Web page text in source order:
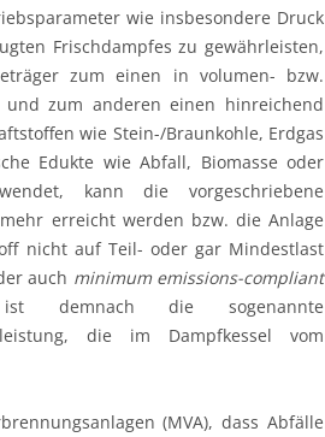
wie insbesondere Druck
Frischdampfes zu gewährleisten,
zum einen in volumen- bzw.
und zum anderen einen hinreichend
wie Stein-/Braunkohle, Erdgas
Edukte wie Abfall, Biomasse oder
kann die vorgeschriebene
erreicht werden bzw. die Anlage
nicht auf Teil- oder gar Mindestlast
auch minimum emissions-compliant
demnach die sogenannte
die im Dampfkessel vom
(MVA), dass Abfälle